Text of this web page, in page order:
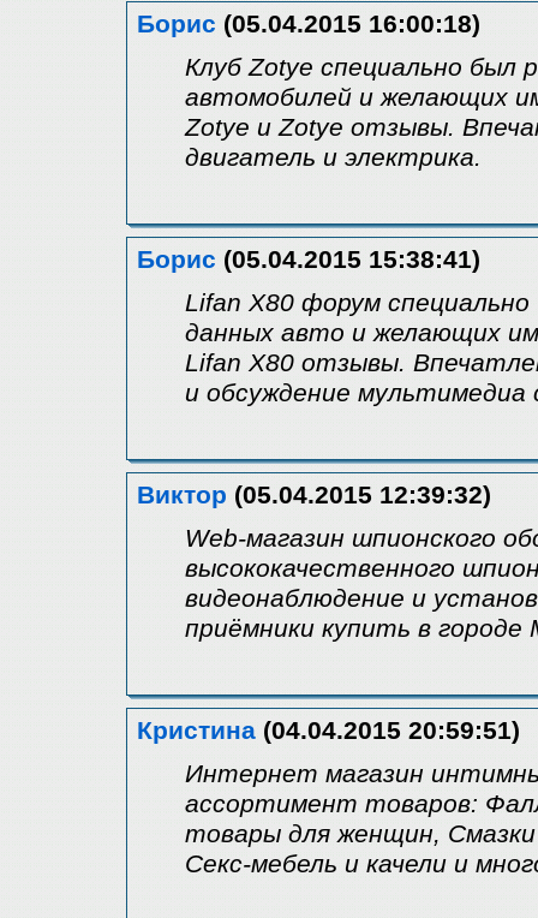
Борис (05.04.2015 16:00:18)
Клуб Zotye специально был
автомобилей и желающих
Zotye и Zotye отзывы.
двигатель и электрика.
Борис (05.04.2015 15:38:41)
Lifan X80 форум
данных авто и желающих
Lifan X80 отзывы.
и обсуждение
Виктор (05.04.2015 12:39:32)
Web-магазин шпионского
высококачественного
видеонаблюдение и
приёмники купить в городе
Кристина (04.04.2015 20:59:51)
Интернет магазин
ассортимент товаров:
товары для женщин,
Секс-мебель и качели и